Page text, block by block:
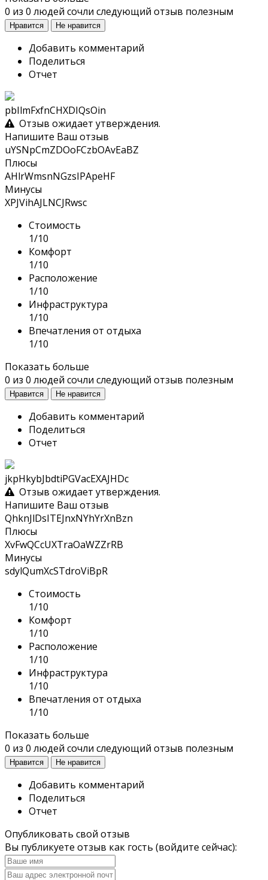
0 из 0 людей сочли следующий отзыв полезным
Нравится Не нравится
Добавить комментарий
Поделиться
Отчет
pbIlmFxfnCHXDIQsOin
Отзыв ожидает утверждения.
Напишите Ваш отзыв
uYSNpCmZDOoFCzbOAvEaBZ
Плюсы
AHlrWmsnNGzsIPApeHF
Минусы
XPJVihAJLNCJRwsc
Стоимость
1/10
Комфорт
1/10
Расположение
1/10
Инфраструктура
1/10
Впечатления от отдыха
1/10
Показать больше
0 из 0 людей сочли следующий отзыв полезным
Нравится Не нравится
Добавить комментарий
Поделиться
Отчет
jkpHkybJbdtiPGVacEXAJHDc
Отзыв ожидает утверждения.
Напишите Ваш отзыв
QhknJlDsITEJnxNYhYrXnBzn
Плюсы
XvFwQCcUXTraOaWZZrRB
Минусы
sdylQumXcSTdroViBpR
Стоимость
1/10
Комфорт
1/10
Расположение
1/10
Инфраструктура
1/10
Впечатления от отдыха
1/10
Показать больше
0 из 0 людей сочли следующий отзыв полезным
Нравится Не нравится
Добавить комментарий
Поделиться
Отчет
Опубликовать свой отзыв
Вы публикуете отзыв как гость (войдите сейчас):